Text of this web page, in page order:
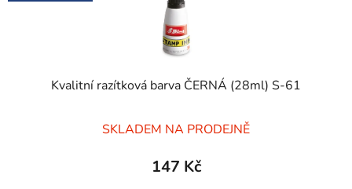
Kvalitní razítková barva ČERNÁ (28ml) S-61
hodnocení
produktu
SKLADEM NA PRODEJNĚ
147 Kč